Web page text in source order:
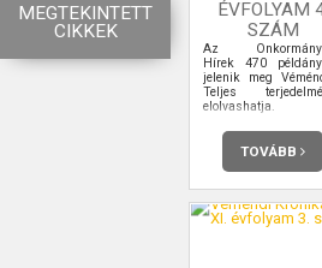
MEGTEKINTETT
CIKKEK
ÉVFOLYAM
SZÁM
Az
Hírek 470
jelenik meg
Teljes
elolvashatja.
TOVÁBB